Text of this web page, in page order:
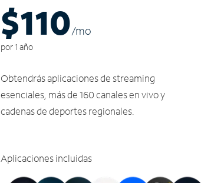
$110/mo
por 1 año
Obtendrás aplicaciones de streaming
esenciales, más de 160 canales en vivo y
cadenas de deportes regionales.
Aplicaciones incluidas